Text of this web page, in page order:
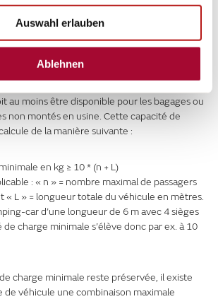
Auswahl erlauben
Ablehnen
les documents de vente, voir ci-dessus n° 2),
en option et de la masse des passagers
la masse en charge maximale
(voir ci-dessus n° 1). La règlementation
au moins être disponible pour les bagages ou
non montés en usine. Cette capacité de
de la manière suivante :
en kg ≥ 10 * (n + L)
: « n » = nombre maximal de passagers
« L » = longueur totale du véhicule en mètres.
car d’une longueur de 6 m avec 4 sièges
de charge minimale s’élève donc par ex. à 10
charge minimale reste préservée, il existe
de véhicule une combinaison maximale